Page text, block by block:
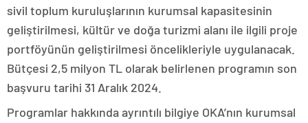
sivil toplum kuruluşlarının kurumsal kapasitesinin
geliştirilmesi, kültür ve doğa turizmi alanı ile ilgili proje
portföyünün geliştirilmesi öncelikleriyle uygulanacak.
Bütçesi 2,5 milyon TL olarak belirlenen programın son
başvuru tarihi 31 Aralık 2024.
Programlar hakkında ayrıntılı bilgiye OKA’nın kurumsal